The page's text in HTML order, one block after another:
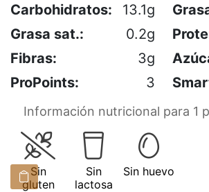
Carbohidratos: 13.1g
Grasa sat.:
0.2g
Fibras:
3g
ProPoints:
3
Información nutricional para 1
Sin
gluten
Sin
lactosa
Sin huevo